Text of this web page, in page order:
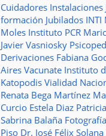
Cuidadores Instalaciones
formación Jubilados INTI
Moles Instituto PCR
Javier Vasniosky
Derivaciones Fabiana
Aires Vacunate Instituto
Katopodis Vialidad
Renata Bega Martínez
Curcio Estela Diaz
Sabrina Balaña Fotografía
Piso Dr. José Félix Solana